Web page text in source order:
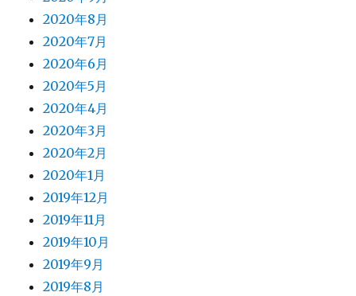
2020年8月
2020年7月
2020年6月
2020年5月
2020年4月
2020年3月
2020年2月
2020年1月
2019年12月
2019年11月
2019年10月
2019年9月
2019年8月